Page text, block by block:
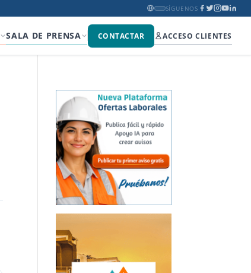
SÍGUENOS
SALA DE PRENSA CONTACTAR ACCESO CLIENTES